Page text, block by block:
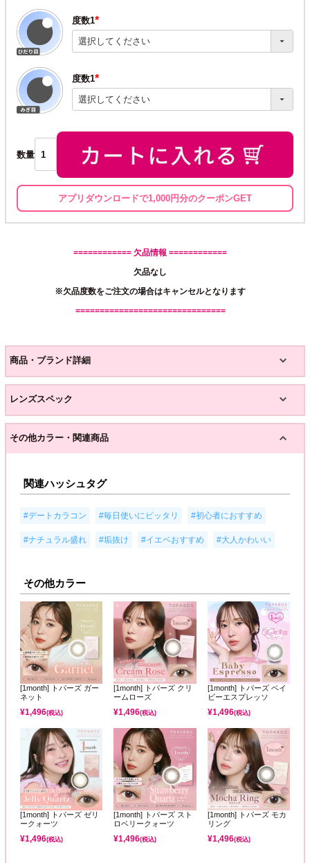
度数1
(必
須)
度数1
(必
須)
数量
アプリダウンロードで1,000円分のクーポンGET
============ 欠品情報 ============
欠品なし
※欠品度数をご注文の場合はキャンセルとなります
===============================
商品・ブランド詳細
レンズスペック
その他カラー・関連商品
関連ハッシュタグ
#デートカラコン #毎日使いにピッタリ #初心者におすすめ
#ナチュラル盛れ #垢抜け #イエベおすすめ #大人かわいい
その他カラー
[1month] トパーズ ガー
ネット
¥1,496(税込)
[1month] トパーズ クリ
ームローズ
¥1,496(税込)
[1month] トパーズ ベイ
ビーエスプレッソ
¥1,496(税込)
[1month] トパーズ ゼリ
ークォーツ
¥1,496(税込)
[1month] トパーズ スト
ロベリークォーツ
¥1,496(税込)
[1month] トパーズ モカ
リング
¥1,496(税込)